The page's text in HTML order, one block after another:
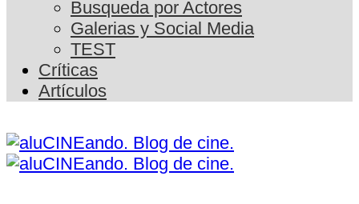
Busqueda por Actores
Galerias y Social Media
TEST
Críticas
Artículos